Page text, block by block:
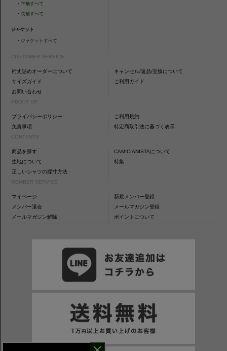
・半袖すべて
・長袖すべて
ジャケット
・ ジャケットすべて
CUSTOMER SERVICE
裄丈詰めオーダーについて
キャンセル/返品/交換について
サイズガイド
ご利用ガイド
お問い合わせ
ABOUT US
プライバシーポリシー
ご利用規約
免責事項
特定商取引法に基づく表示
CONTENTS
商品を探す
CAMICIANISTAについて
生地について
特集
正しいシャツの採寸方法
MEMBER SERVICE
マイページ
新規メンバー登録
メンバー退会
メールマガジン登録
メールマガジン解除
ポイントについて